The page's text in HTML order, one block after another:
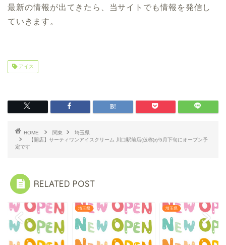
最新の情報が出てきたら、当サイトでも情報を発信し
ていきます。
アイス
HOME 関東
埼玉県
【開店】サーティワンアイスクリーム 川口駅前店(仮称)が5月下旬にオープン予
定です
RELATED POST
埼玉県 埼玉県